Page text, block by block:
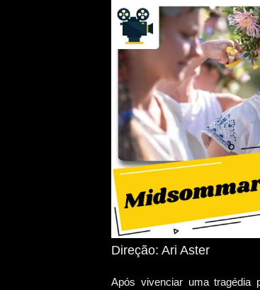
Direção: Ari Aster
Após vivenciar uma tragédia